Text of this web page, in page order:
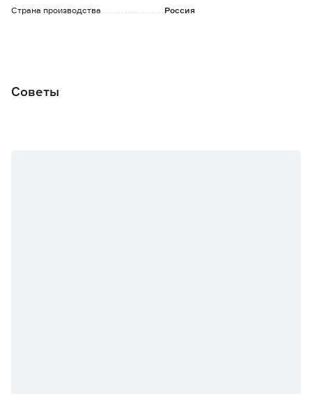
Страна производства Россия
Советы